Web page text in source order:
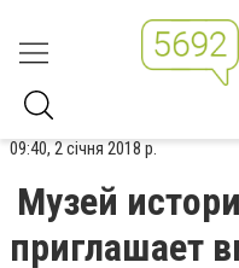
09:40, 2 січня 2018 р.
Музей
приглашает